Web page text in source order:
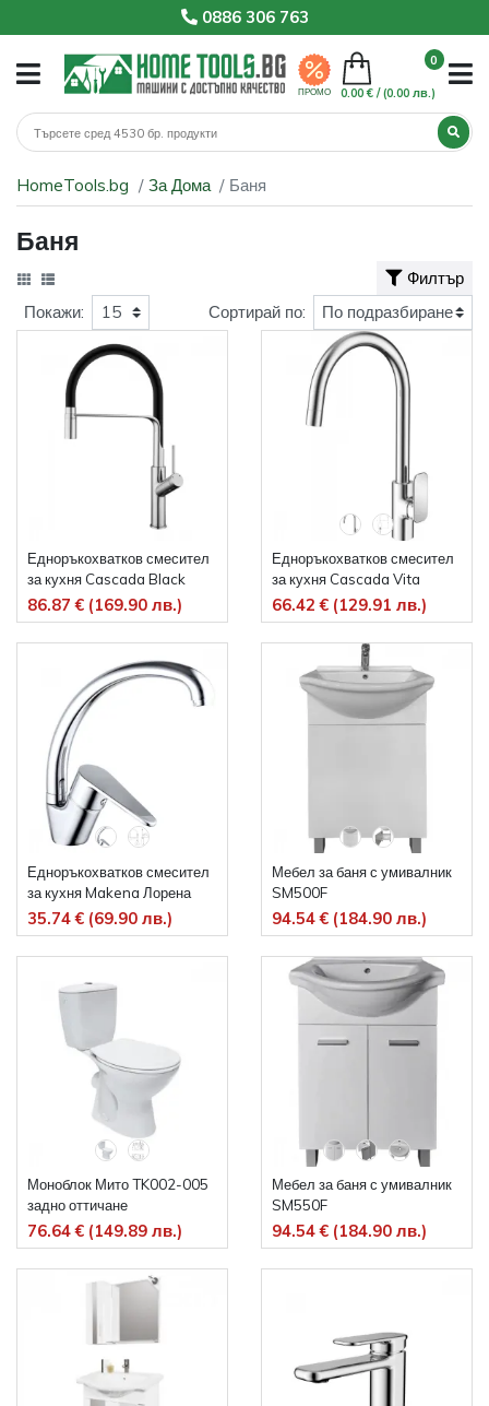
0886 306 763
ПРОМО
0
0.00 € /(0.00 лв.)
HomeTools.bg За Дома Баня
Баня
Филтър
Едноръкохватков смесител
за кухня Cascada Black
Edition
86.87 € (169.90 лв.)
Едноръкохватков смесител
за кухня Cascada Vita
66.42 € (129.91 лв.)
Едноръкохватков смесител
за кухня Makena Лорена
35.74 € (69.90 лв.)
Мебел за баня с умивалник
SM500F
94.54 € (184.90 лв.)
Моноблок Мито TK002-005
задно оттичане
76.64 € (149.89 лв.)
Мебел за баня с умивалник
SM550F
94.54 € (184.90 лв.)
Покажи: Сортирай по: